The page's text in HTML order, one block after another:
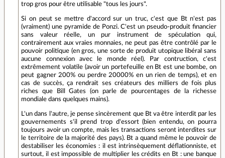
trop gros pour être utilisable "tous les jours".
Si on peut se mettre d'accord sur un truc, c'est que Bt n'est pas
(vraiment) une pyramide de Ponzi. C'est un pseudo-produit financier
sans valeur réelle, un pur instrument de spéculation qui,
contrairement aux vraies monnaies, ne peut pas être contrôlé par le
pouvoir politique (en gros, une sorte de produit utopique libéral sans
aucune connexion avec le monde réel). Par contruction, c'est
extrêmement volatile (avoir un portefeuille en Bt est une bombe, on
peut gagner 200% ou perdre 20000% en un rien de temps), et en
cas de succès, ça rendrait ses créateurs des milliers de fois plus
riches que Bill Gates (on parle de pourcentages de la richesse
mondiale dans quelques mains).
L'un dans l'autre, je pense sincèrement que Bt va être interdit par les
gouvernements s'il prend trop d'essort (bien entendu, on pourra
toujours avoir un compte, mais les transactions seront interdites sur
le territoire de la majorité des pays). Bt a quand même le pouvoir de
destabiliser les économies : il est intrinsèquement déflationniste, et
surtout, il est impossible de multiplier les crédits en Bt : une banque